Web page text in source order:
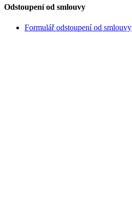
Odstoupení od smlouvy
Formulář odstoupení od smlouvy